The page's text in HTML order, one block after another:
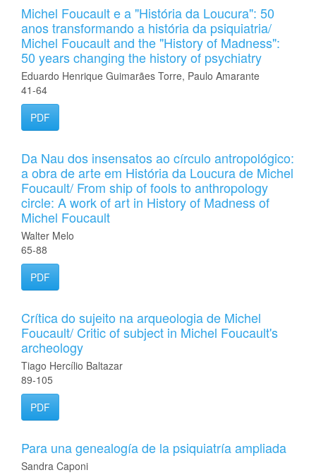
Michel Foucault e a "História da Loucura": 50
anos transformando a história da psiquiatria/
Michel Foucault and the "History of Madness":
50 years changing the history of psychiatry
Eduardo Henrique Guimarães Torre, Paulo Amarante
41-64
PDF
Da Nau dos insensatos ao círculo antropológico:
a obra de arte em História da Loucura de Michel
Foucault/ From ship of fools to anthropology
circle: A work of art in History of Madness of
Michel Foucault
Walter Melo
65-88
PDF
Crítica do sujeito na arqueologia de Michel
Foucault/ Critic of subject in Michel Foucault's
archeology
Tiago Hercílio Baltazar
89-105
PDF
Para una genealogía de la psiquiatría ampliada
Sandra Caponi